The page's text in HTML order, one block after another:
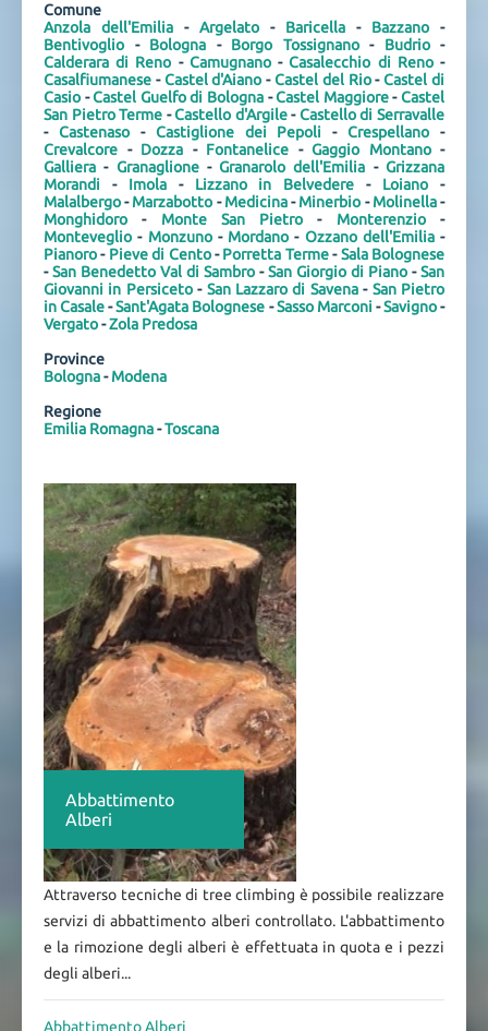
Comune
Anzola dell'Emilia - Argelato - Baricella - Bazzano -
Bentivoglio - Bologna - Borgo Tossignano- Budrio-
Calderara di Reno - Camugnano-Casalecchio di Reno-
Casalfiumanese -Castel d'Aiano -Castel del Rio-Castel di
Casio -Castel Guelfo di Bologna -Castel Maggiore-Castel
San Pietro Terme -Castello d'Argile-Castello di Serravalle
- Castenaso- Castiglione dei Pepoli -Crespellano -
Crevalcore - Dozza - Fontanelice - Gaggio Montano-
Galliera - Granaglione-Granarolo dell'Emilia -Grizzana
Morandi - Imola- Lizzano in Belvedere - Loiano -
Malalbergo-Marzabotto -Medicina-Minerbio -Molinella-
Monghidoro - Monte San Pietro - Monterenzio-
Monteveglio - Monzuno- Mordano - Ozzano dell'Emilia-
Pianoro- Pieve di Cento-Porretta Terme-Sala Bolognese
-San Benedetto Val di Sambro -San Giorgio di Piano -San
Giovanni in Persiceto- San Lazzaro di Savena- San Pietro
in Casale-Sant'Agata Bolognese -Sasso Marconi -Savigno-
Vergato-Zola Predosa
Province
Bologna-Modena
Regione
Emilia Romagna-Toscana
Abbattimento
Alberi
Attraverso tecniche di tree climbing è possibile realizzare
servizi di abbattimento alberi controllato. L'abbattimento
e la rimozione degli alberi è effettuata in quota e i pezzi
degli alberi...
Abbattimento Alberi